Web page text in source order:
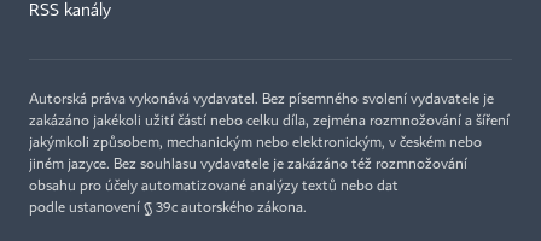
RSS kanály
Autorská práva vykonává vydavatel. Bez písemného svolení vydavatele je
zakázáno jakékoli užití částí nebo celku díla, zejména rozmnožování a šíření
jakýmkoli způsobem, mechanickým nebo elektronickým, v českém nebo
jiném jazyce. Bez souhlasu vydavatele je zakázáno též rozmnožování
obsahu pro účely automatizované analýzy textů nebo dat
podle ustanovení § 39c autorského zákona.